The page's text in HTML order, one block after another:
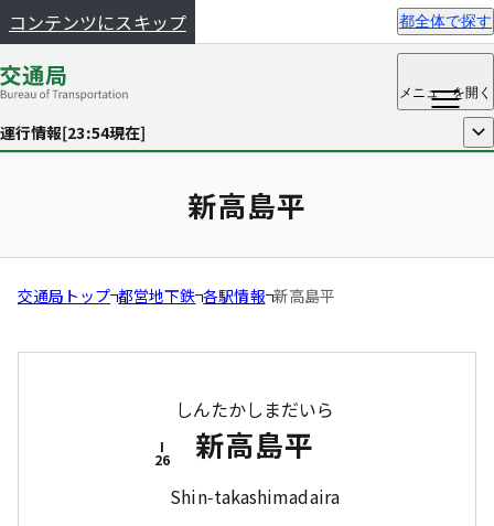
コンテンツにスキップ 都全体で探す
メニューを開く
運行情報[23:54現在] 開く
新高島平
交通局トップ 都営地下鉄 各駅情報 新高島平
I
26
しんたかしまだいら
新高島平
Shin-takashimadaira